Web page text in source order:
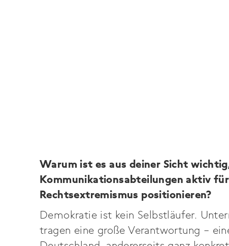
Warum ist es aus deiner Sicht
Kommunikationsabteilungen aktiv
Rechtsextremismus positionieren?
Demokratie ist kein Selbstläufer.
tragen eine große Verantwortung –